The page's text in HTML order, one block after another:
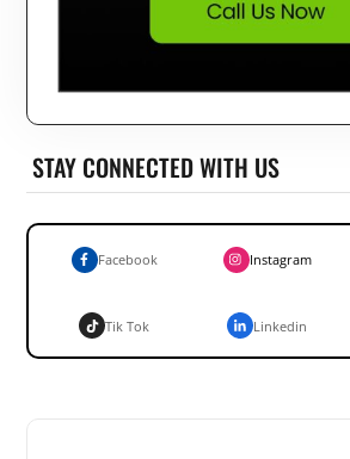
STAY CONNECTED WITH US
Facebook Instagram
Tik Tok Linkedin